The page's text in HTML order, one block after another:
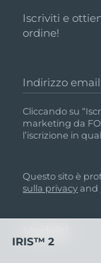
Iscriviti e
ordine!
Indirizzo email
Cliccando su
marketing da
l’iscrizione in
Questo sito è
sulla privacyand
IRIS™ 2